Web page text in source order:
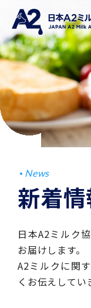
News
新着
日本A2ミルク
お届けします。
A2ミルクに関
くお伝えしてい